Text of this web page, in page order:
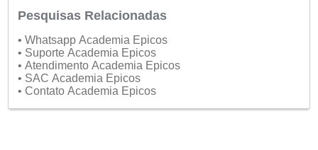
Pesquisas Relacionadas
• Whatsapp Academia Epicos
• Suporte Academia Epicos
• Atendimento Academia Epicos
• SAC Academia Epicos
• Contato Academia Epicos